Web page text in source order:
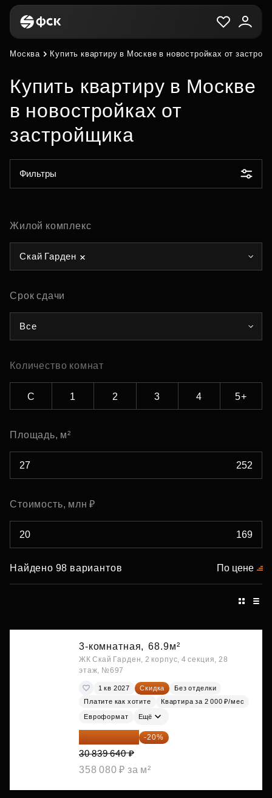
Москва Купить квартиру в Москве в новостройках от
Купить квартиру в Москве
в новостройках от
застройщика
Фильтры
Жилой комплекс
Скай Гарден
Срок сдачи
Все
Количество комнат
С 1 2 3 4 5+
Площадь, м²
Стоимость, млн ₽
Найдено 98 вариантов По цене
3-комнатная, 68.9м²
ЖК Скай Гарден, 2 корпус, 4 секция, 28
этаж, №697
1 кв 2027 Скидка
Без отделки
Платите как хотите
Квартира за 2 000 ₽/мес
Евроформат Ещё
24 671 712 ₽ -20%
30 839 640 ₽
358 080 ₽ за м²